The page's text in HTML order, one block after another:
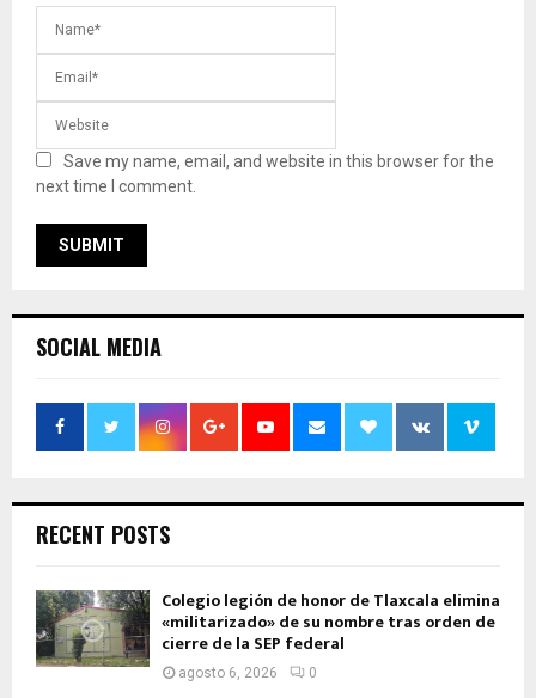
Save my name, email, and website in this browser for the
next time I comment.
SOCIAL MEDIA
RECENT POSTS
Colegio legión de honor de Tlaxcala elimina
«militarizado» de su nombre tras orden de
cierre de la SEP federal
agosto 6, 2026 0